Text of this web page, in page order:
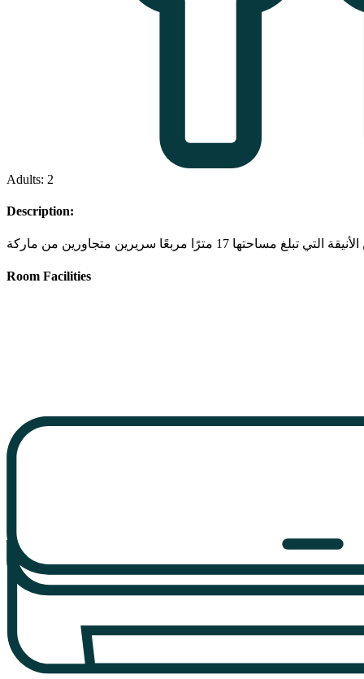
Adults: 2
Description:
Room Facilities